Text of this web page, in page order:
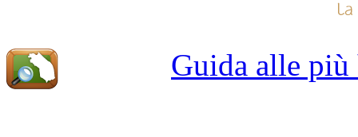
Guida alle più